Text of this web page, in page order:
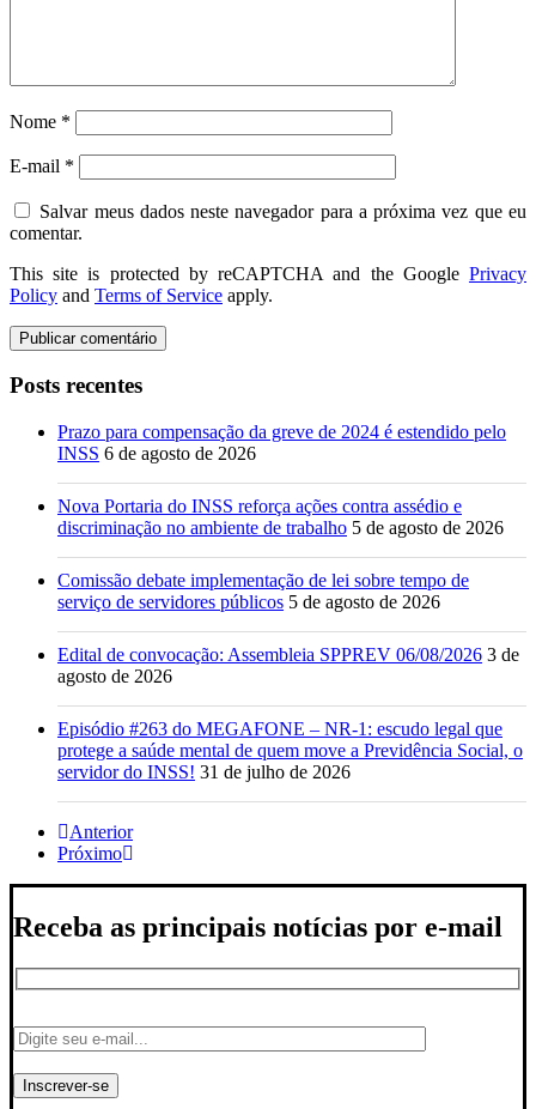
Nome *
E-mail *
Salvar meus dados neste navegador para a próxima vez que eu
comentar.
This site is protected by reCAPTCHA and the Google Privacy
Policy and Terms of Service apply.
Posts recentes
Prazo para compensação da greve de 2024 é estendido pelo
INSS 6 de agosto de 2026
Nova Portaria do INSS reforça ações contra assédio e
discriminação no ambiente de trabalho 5 de agosto de 2026
Comissão debate implementação de lei sobre tempo de
serviço de servidores públicos 5 de agosto de 2026
Edital de convocação: Assembleia SPPREV 06/08/2026 3 de
agosto de 2026
Episódio #263 do MEGAFONE – NR-1: escudo legal que
protege a saúde mental de quem move a Previdência Social, o
servidor do INSS! 31 de julho de 2026
Anterior
Próximo
Receba as principais notícias por e-mail